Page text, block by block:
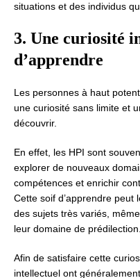
situations et des individus
3. Une curiosité
d’apprendre
Les personnes à haut
une curiosité sans limite et
découvrir.
En effet, les HPI sont
explorer de nouveaux
compétences et enrichir
Cette soif d’apprendre
des sujets très variés,
leur domaine de prédilection.
Afin de satisfaire cette
intellectuel ont